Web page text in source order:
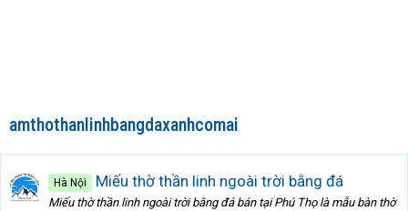
amthothanlinhbangdaxanhcomai
Hà Nội Miếu thờ thần linh ngoài trời bằng đá
Miếu thờ thần linh ngoài trời bằng đá bán tại Phú Thọ là mẫu bàn thờ